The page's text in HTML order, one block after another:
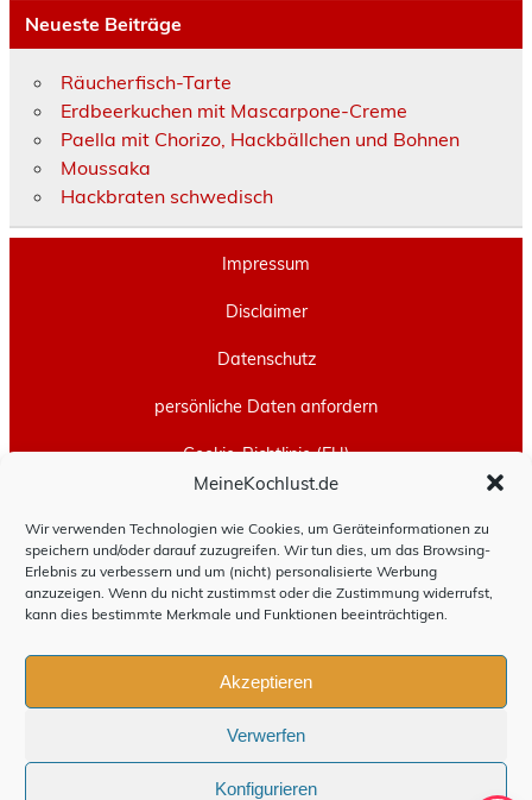
MeineKochlust.de
Wir verwenden Technologien wie Cookies, um Geräteinformationen zu
speichern und/oder darauf zuzugreifen. Wir tun dies, um das Browsing-
Erlebnis zu verbessern und um (nicht) personalisierte Werbung
anzuzeigen. Wenn du nicht zustimmst oder die Zustimmung widerrufst,
kann dies bestimmte Merkmale und Funktionen beeinträchtigen.
Akzeptieren
Verwerfen
Konfigurieren
Neueste Beiträge
Räucherfisch-Tarte
Erdbeerkuchen mit Mascarpone-Creme
Paella mit Chorizo, Hackbällchen und Bohnen
Moussaka
Hackbraten schwedisch
Impressum
Disclaimer
Datenschutz
persönliche Daten anfordern
Cookie-Richtlinie (EU)